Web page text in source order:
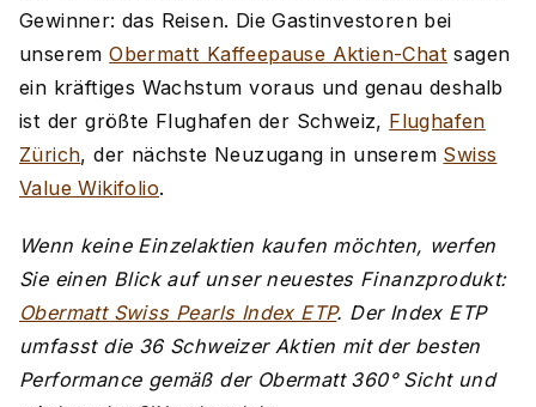
Gewinner: das Reisen. Die Gastinvestoren bei
unseremObermatt Kaffeepause Aktien-Chat sagen
ein kräftiges Wachstum voraus und genau deshalb
ist der größte Flughafen der Schweiz, Flughafen
Zürich, der nächste Neuzugang in unserem Swiss
Value Wikifolio.
Wenn keine Einzelaktien kaufen möchten, werfen
Sie einen Blick auf unser neuestes Finanzprodukt:
Obermatt Swiss Pearls Index ETP. Der Index ETP
umfasst die 36 Schweizer Aktien mit der besten
Performance gemäß der Obermatt 360° Sicht und